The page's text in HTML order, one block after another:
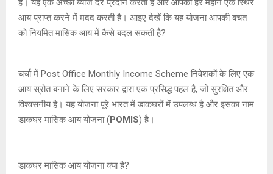
है। यह एक अच्छी ब्याज दर प्रदान करती है और आपको हर महीने एक स्थिर
आय प्राप्त करने में मदद करती है। आइए देखें कि यह योजना आपकी बचत
को नियमित मासिक आय में कैसे बदल सकती है?
चर्चा में Post Office Monthly Income Scheme निवेशकों के लिए एक
आय स्रोत बनाने के लिए सरकार द्वारा एक प्रसिद्ध पहल है, जो सुरक्षित और
विश्वसनीय है। यह योजना पूरे भारत में डाकघरों में उपलब्ध है और इसका नाम
डाकघर मासिक आय योजना (POMIS) है।
डाकघर मासिक आय योजना क्या है?